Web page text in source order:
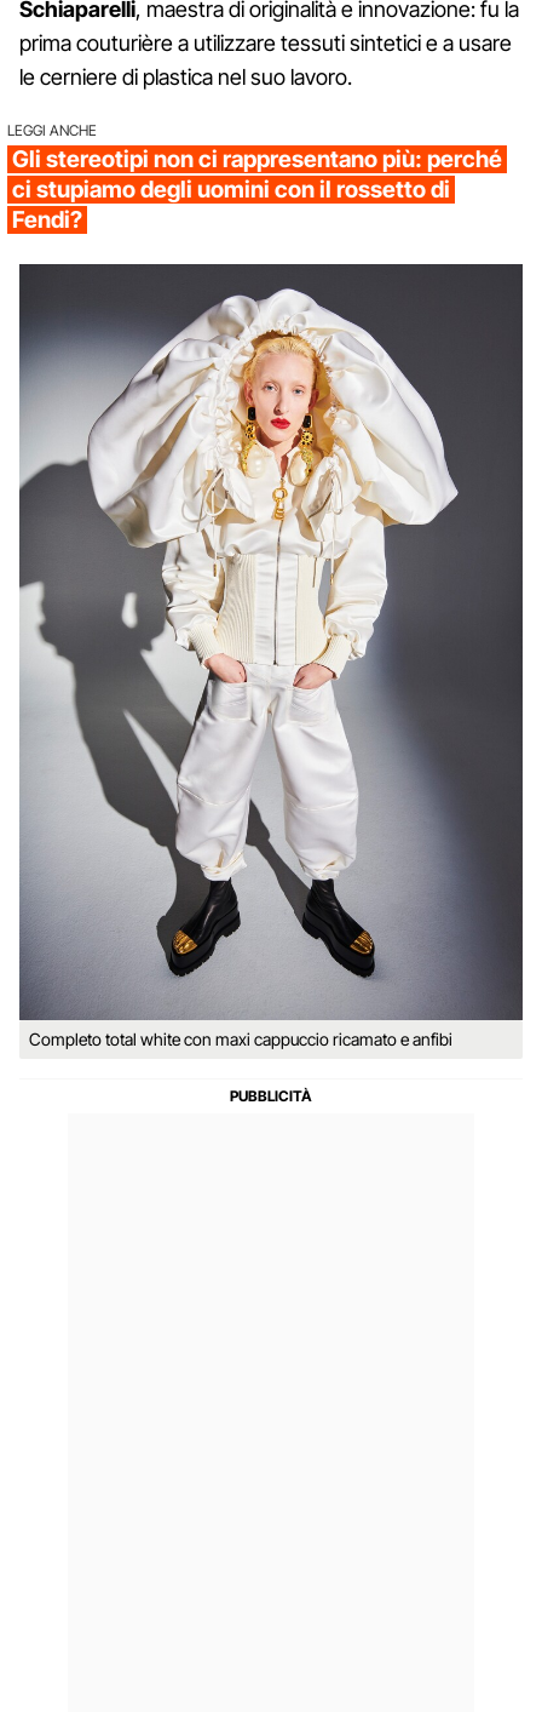
Schiaparelli, maestra di originalità e innovazione: fu la
prima couturière a utilizzare tessuti sintetici e a usare
le cerniere di plastica nel suo lavoro.
LEGGI ANCHE
Gli stereotipi non ci rappresentano più: perché
ci stupiamo degli uomini con il rossetto di
Fendi?
Completo total white con maxi cappuccio ricamato e anfibi